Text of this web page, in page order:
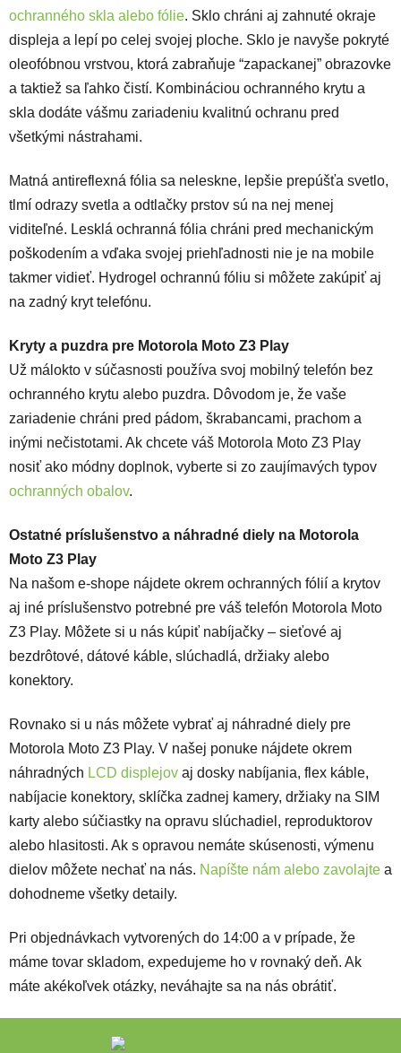
ochranného skla alebo fólie. Sklo chráni aj zahnuté okraje
displeja a lepí po celej svojej ploche. Sklo je navyše pokryté
oleofóbnou vrstvou, ktorá zabraňuje “zapackanej” obrazovke
a taktiež sa ľahko čistí. Kombináciou ochranného krytu a
skla dodáte vášmu zariadeniu kvalitnú ochranu pred
všetkými nástrahami.
Matná antireflexná fólia sa neleskne, lepšie prepúšťa svetlo,
tlmí odrazy svetla a odtlačky prstov sú na nej menej
viditeľné. Lesklá ochranná fólia chráni pred mechanickým
poškodením a vďaka svojej priehľadnosti nie je na mobile
takmer vidieť. Hydrogel ochrannú fóliu si môžete zakúpiť aj
na zadný kryt telefónu.
Kryty a puzdra pre Motorola Moto Z3 Play
Už málokto v súčasnosti používa svoj mobilný telefón bez
ochranného krytu alebo puzdra. Dôvodom je, že vaše
zariadenie chráni pred pádom, škrabancami, prachom a
inými nečistotami. Ak chcete váš Motorola Moto Z3 Play
nosiť ako módny doplnok, vyberte si zo zaujímavých typov
ochranných obalov.
Ostatné príslušenstvo a náhradné diely na Motorola
Moto Z3 Play
Na našom e-shope nájdete okrem ochranných fólií a krytov
aj iné príslušenstvo potrebné pre váš telefón Motorola Moto
Z3 Play. Môžete si u nás kúpiť nabíjačky – sieťové aj
bezdrôtové, dátové káble, slúchadlá, držiaky alebo
konektory.
Rovnako si u nás môžete vybrať aj náhradné diely pre
Motorola Moto Z3 Play. V našej ponuke nájdete okrem
náhradných LCD displejov aj dosky nabíjania, flex káble,
nabíjacie konektory, sklíčka zadnej kamery, držiaky na SIM
karty alebo súčiastky na opravu slúchadiel, reproduktorov
alebo hlasitosti. Ak s opravou nemáte skúsenosti, výmenu
dielov môžete nechať na nás. Napíšte nám alebo zavolajte a
dohodneme všetky detaily.
Pri objednávkach vytvorených do 14:00 a v prípade, že
máme tovar skladom, expedujeme ho v rovnaký deň. Ak
máte akékoľvek otázky, neváhajte sa na nás obrátiť.